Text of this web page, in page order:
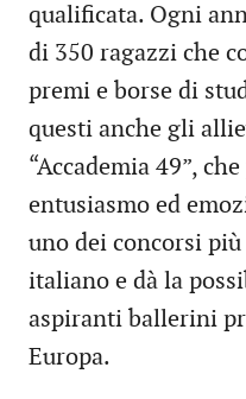
qualificata. Ogni
di 350 ragazzi che
premi e borse di
questi anche gli
“Accademia 49”,
entusiasmo ed
uno dei concorsi
italiano e dà la
aspiranti ballerini
Europa.